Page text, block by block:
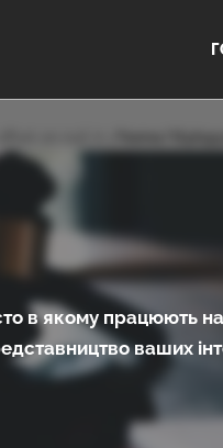
в якому працюють
ваших